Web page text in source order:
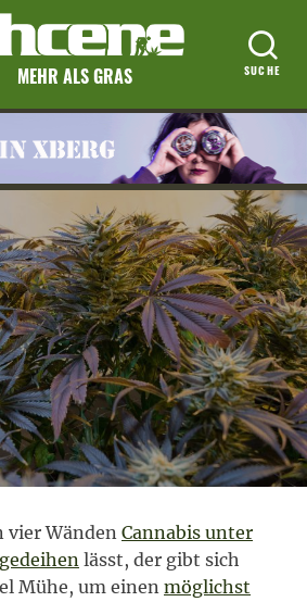
MEHR ALS GRAS
vier Wänden Cannabis unter
lässt, der gibt sich
Mühe, um einen möglichst